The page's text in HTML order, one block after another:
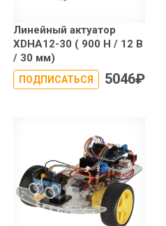
Линейный актуатор
XDHA12-30 ( 900 Н / 12 В
/ 30 мм)
ПОДПИСАТЬСЯ 5046₽